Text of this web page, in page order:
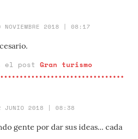
NOVIEMBRE 2018 | 08:17
el post Gran turismo
JUNIO 2018 | 08:38
gente por dar sus ideas... cada